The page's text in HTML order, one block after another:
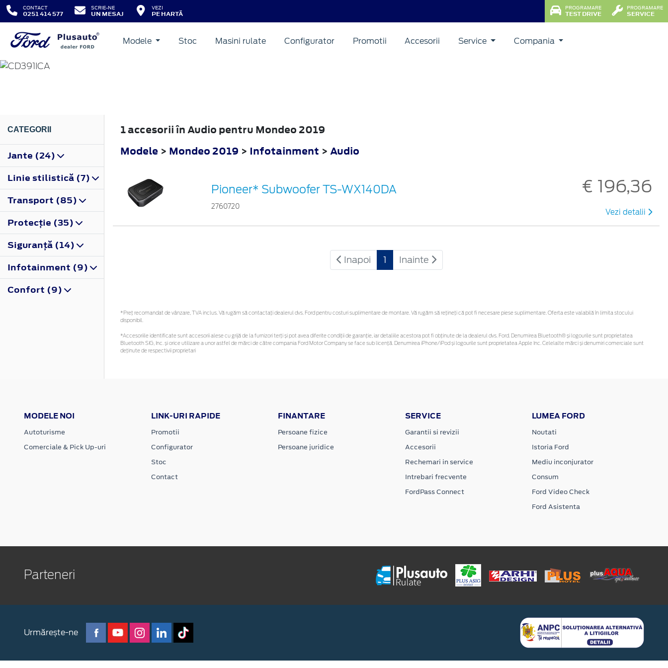
CONTACT
0251 414 577
SCRIE-NE
UN MESAJ
VEZI
PE HARTĂ
PROGRAMARE
TEST DRIVE
PROGRAMARE
SERVICE
Modele Stoc Masini rulate Configurator Promotii Accesorii Service Compania
MONDEO
CATEGORII
Jante (24)
Linie stilistică (7)
Transport (85)
Protecţie (35)
Siguranţă (14)
Infotainment (9)
Confort (9)
1 accesorii în Audio pentru Mondeo 2019
Modele > Mondeo 2019 > Infotainment > Audio
Pioneer* Subwoofer TS-WX140DA
2760720
€ 196,36
Vezi detalii
Inapoi 1 Inainte
*Preţ recomandat de vânzare, TVA inclus. Vă rugăm să contactaţi dealerul dvs. Ford pentru costuri suplimentare de montare. Vă rugăm să rețineți că pot fi necesare piese suplimentare. Oferta este valabilă în limita stocului
disponibil.
*Accesoriile identificate sunt accesorii alese cu grijă de la furnizori terți și pot avea diferite condiții de garanție, iar detaliile acestora pot fi obținute de la dealerul dvs. Ford. Denumirea Bluetooth® și logourile sunt proprietatea
Bluetooth SIG, Inc. și orice utilizare a unor astfel de mărci de către compania Ford Motor Company se face sub licență. Denumirea iPhone/iPod și logourile sunt proprietatea Apple Inc. Celelalte mărci și denumiri comerciale sunt
deținute de respectivii proprietari
MODELE NOI
Autoturisme
Comerciale & Pick Up-uri
LINK-URI RAPIDE
Promotii
Configurator
Stoc
Contact
FINANTARE
Persoane fizice
Persoane juridice
SERVICE
Garantii si revizii
Accesorii
Rechemari in service
Intrebari frecvente
FordPass Connect
LUMEA FORD
Noutati
Istoria Ford
Mediu inconjurator
Consum
Ford Video Check
Ford Asistenta
Parteneri
Urmărește-ne